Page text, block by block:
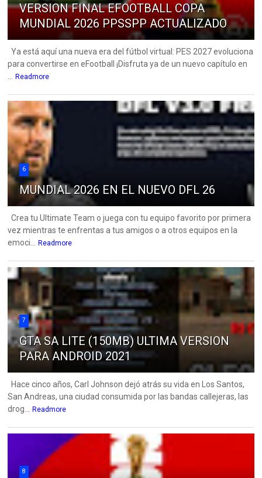
VERSION FINAL EFOOTBALL COPA
MUNDIAL 2026 PPSSPP ACTUALIZADO
Ya está aquí una nueva era del fútbol virtual: PES 2027 evoluciona
para convertirse en eFootball ¡Disfruta ya de un nuevo capítulo en
Readmore
6
MUNDIAL 2026 EN EL NUEVO DFL 26
Crea tu Ultimate Team o juega con tu equipo favorito por primera
vez mientras te enfrentas a tus amigos o a otros equipos en la
emoci...
Readmore
7
GTA SA LITE (150MB) ULTIMA VERSION
PARA ANDROID 2021
Hace cinco años, Carl Johnson dejó atrás su vida en Los Santos,
San Andreas, una ciudad consumida por las bandas callejeras, las
drog...
Readmore
8